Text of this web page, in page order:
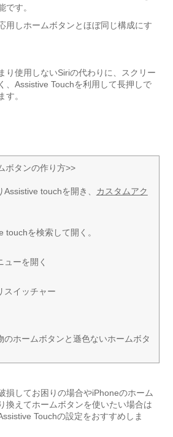
です。
用しホームボタンとほぼ同じ構成にす
り使用しないSiriの代わりに、スクリー
、Assistive Touchを利用して長押しで
す。
ボタンの作り方>>
touchを開き、
カスタムアク
touchを検索して開く。
ューを開く
スイッチャー
のホームボタンと遜色ないホームボタ
損してお困りの場合やiPhoneのホーム
換えてホームボタンを使いたい場合は
Touchの設定をおすすめしま